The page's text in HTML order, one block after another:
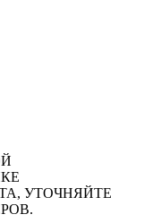
УТОЧНЯЙТЕ